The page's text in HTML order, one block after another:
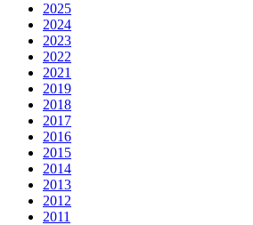
2025
2024
2023
2022
2021
2019
2018
2017
2016
2015
2014
2013
2012
2011